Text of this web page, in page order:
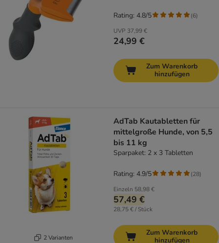
UVP 37,99 €
24,99 €
Rating: 4.8/5 (6)
Zum Warenkorb
hinzufügen
2 Varianten
AdTab Kautabletten für
mittelgroße Hunde, von 5,5
bis 11 kg
Sparpaket: 2 x 3 Tabletten
Einzeln 58,98 €
57,49 €
28,75 € / Stück
Rating: 4.9/5 (28)
Zum Warenkorb
hinzufügen